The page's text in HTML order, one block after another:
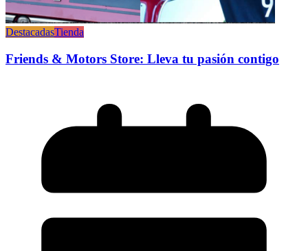
DestacadasTienda
Friends & Motors Store: Lleva tu pasión contigo